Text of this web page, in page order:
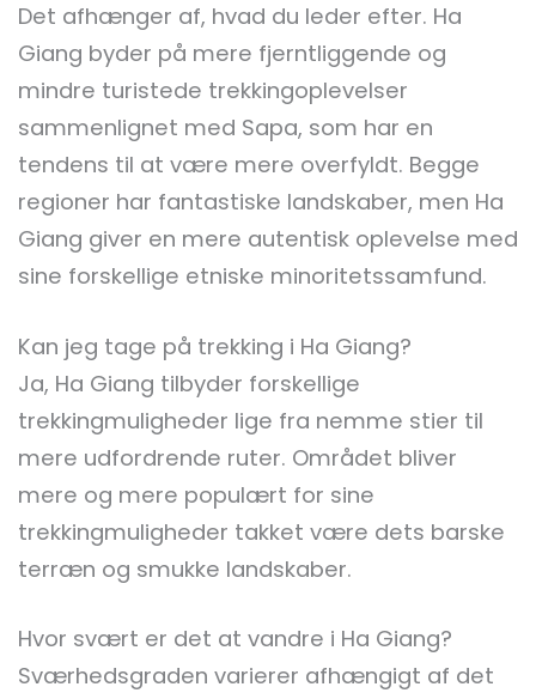
Det afhænger af, hvad du leder efter. Ha
Giang byder på mere fjerntliggende og
mindre turistede trekkingoplevelser
sammenlignet med Sapa, som har en
tendens til at være mere overfyldt. Begge
regioner har fantastiske landskaber, men Ha
Giang giver en mere autentisk oplevelse med
sine forskellige etniske minoritetssamfund.
Kan jeg tage på trekking i Ha Giang?
Ja, Ha Giang tilbyder forskellige
trekkingmuligheder lige fra nemme stier til
mere udfordrende ruter. Området bliver
mere og mere populært for sine
trekkingmuligheder takket være dets barske
terræn og smukke landskaber.
Hvor svært er det at vandre i Ha Giang?
Sværhedsgraden varierer afhængigt af det